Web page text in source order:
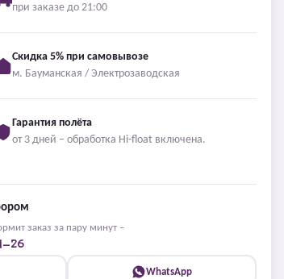
при заказе до 21:00
Скидка 5% при самовывозе
м. Бауманская / Электрозаводская
Гарантия полёта
от 3 дней – обработка Hi-float включена.
заказ за пару минут –
26
WhatsApp